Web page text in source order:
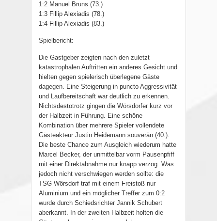
1:2 Manuel Bruns (73.)
1:3 Fillip Alexiadis (78.)
1:4 Fillip Alexiadis (83.)
Spielbericht:
Die Gastgeber zeigten nach den zuletzt
katastrophalen Auftritten ein anderes Gesicht und
hielten gegen spielerisch überlegene Gäste
dagegen. Eine Steigerung in puncto Aggressivität
und Laufbereitschaft war deutlich zu erkennen.
Nichtsdestotrotz gingen die Wörsdorfer kurz vor
der Halbzeit in Führung. Eine schöne
Kombination über mehrere Spieler vollendete
Gästeakteur Justin Heidemann souverän (40.).
Die beste Chance zum Ausgleich wiederum hatte
Marcel Becker, der unmittelbar vorm Pausenpfiff
mit einer Direktabnahme nur knapp verzog. Was
jedoch nicht verschwiegen werden sollte: die
TSG Wörsdorf traf mit einem Freistoß nur
Aluminium und ein möglicher Treffer zum 0:2
wurde durch Schiedsrichter Jannik Schubert
aberkannt. In der zweiten Halbzeit holten die